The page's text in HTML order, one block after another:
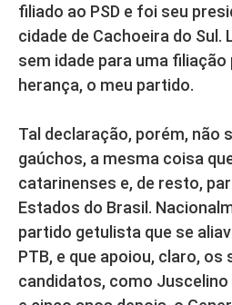
filiado ao PSD e foi seu
cidade de Cachoeira do Sul.
sem idade para uma
herança, o meu partido.
Tal declaração, porém, não
gaúchos, a mesma coisa
catarinenses e, de resto,
Estados do Brasil.
partido getulista que se
PTB, e que apoiou, claro, os
candidatos, como Juscelino